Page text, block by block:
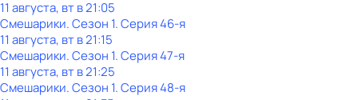
11 августа, вт в 21:05
Смешарики. Сезон 1. Серия 46-я
11 августа, вт в 21:15
Смешарики. Сезон 1. Серия 47-я
11 августа, вт в 21:25
Смешарики. Сезон 1. Серия 48-я